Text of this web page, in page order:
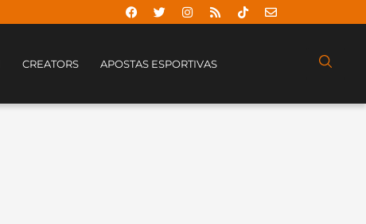
CREATORS APOSTAS ESPORTIVAS